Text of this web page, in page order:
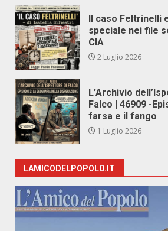
Il caso Feltrinelli
speciale nei file
CIA
2 Luglio 2026
L’Archivio
Falco | 46909 -
farsa e il fango
1 Luglio 2026
LAMICODELPOPOLO.IT